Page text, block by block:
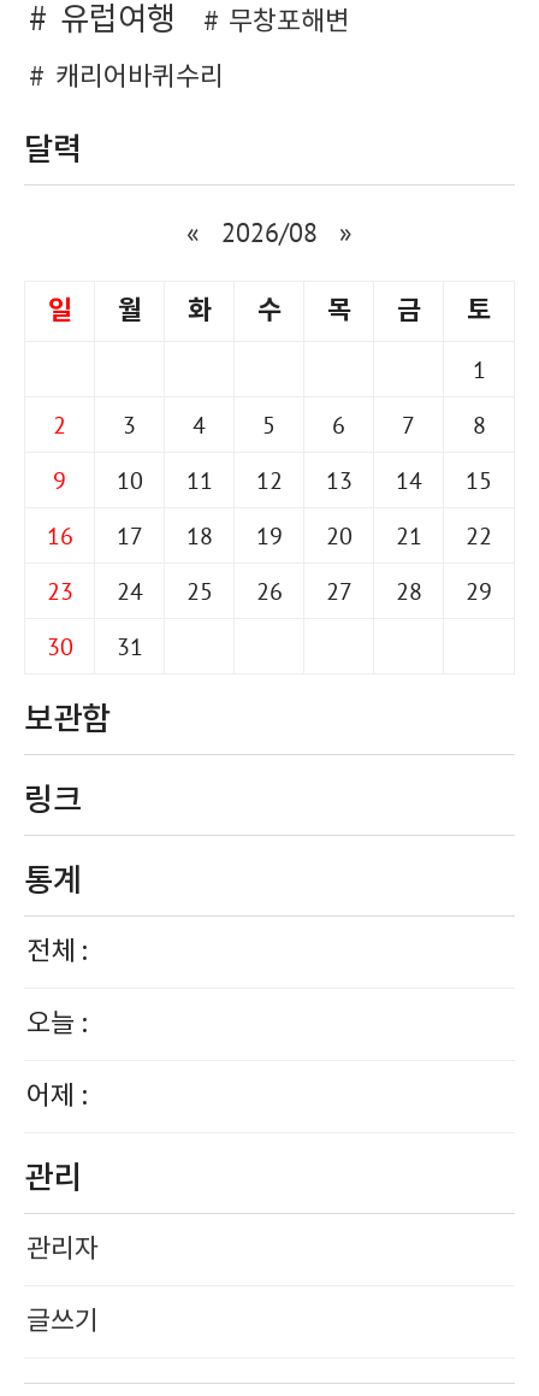
유럽여행
무창포해변
캐리어바퀴수리
달력
« 2026/08 »
일 월 화 수 목 금 토
1
2
3 4 5 6 7
8
9
10 11 12 13 14
15
16
17 18 19 20 21
22
23
24 25 26 27 28
29
30
31
보관함
링크
통계
전체 :
오늘 :
어제 :
관리
관리자
글쓰기